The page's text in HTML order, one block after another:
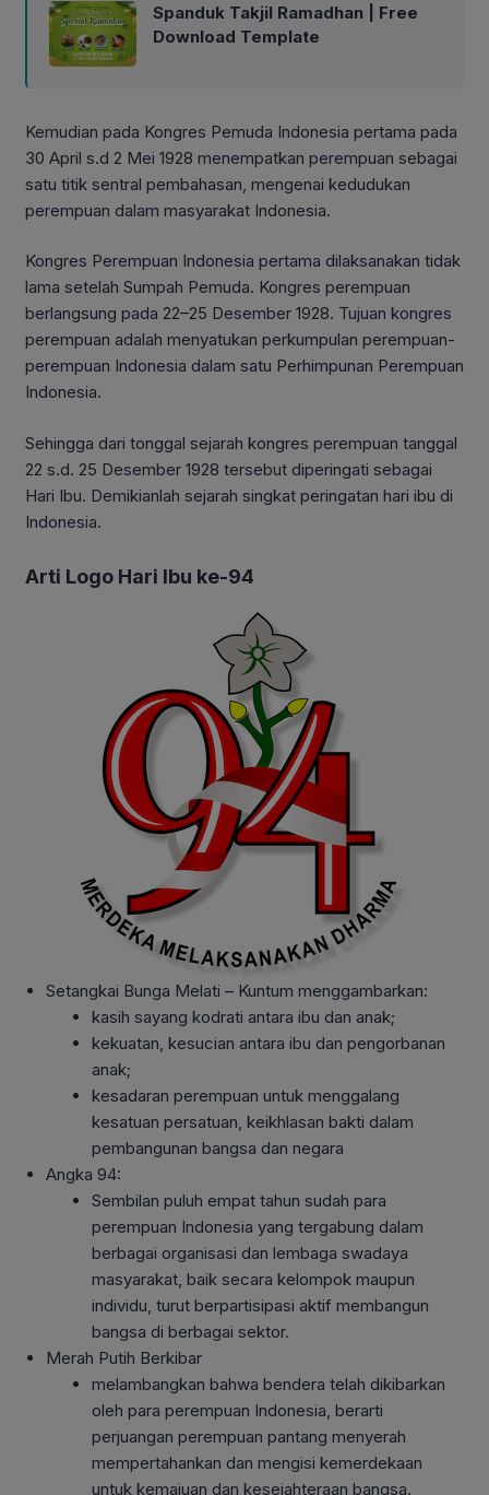
Spanduk Takjil Ramadhan | Free
Download Template
Kemudian pada Kongres Pemuda Indonesia pertama pada
30 April s.d 2 Mei 1928 menempatkan perempuan sebagai
satu titik sentral pembahasan, mengenai kedudukan
perempuan dalam masyarakat Indonesia.
Kongres Perempuan Indonesia pertama dilaksanakan tidak
lama setelah Sumpah Pemuda. Kongres perempuan
berlangsung pada 22–25 Desember 1928. Tujuan kongres
perempuan adalah menyatukan perkumpulan perempuan-
perempuan Indonesia dalam satu Perhimpunan Perempuan
Indonesia.
Sehingga dari tonggal sejarah kongres perempuan tanggal
22 s.d. 25 Desember 1928 tersebut diperingati sebagai
Hari Ibu. Demikianlah sejarah singkat peringatan hari ibu di
Indonesia.
Arti Logo Hari Ibu ke-94
Setangkai Bunga Melati – Kuntum menggambarkan:
kasih sayang kodrati antara ibu dan anak;
kekuatan, kesucian antara ibu dan pengorbanan
anak;
kesadaran perempuan untuk menggalang
kesatuan persatuan, keikhlasan bakti dalam
pembangunan bangsa dan negara
Angka 94:
Sembilan puluh empat tahun sudah para
perempuan Indonesia yang tergabung dalam
berbagai organisasi dan lembaga swadaya
masyarakat, baik secara kelompok maupun
individu, turut berpartisipasi aktif membangun
bangsa di berbagai sektor.
Merah Putih Berkibar
melambangkan bahwa bendera telah dikibarkan
oleh para perempuan Indonesia, berarti
perjuangan perempuan pantang menyerah
mempertahankan dan mengisi kemerdekaan
untuk kemajuan dan kesejahteraan bangsa.